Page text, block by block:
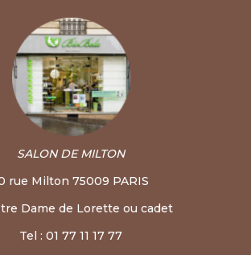
SALON DE MILTON
rue Milton 75009 PARIS
Dame de Lorette ou cadet
Tel : 01 77 11 17 77